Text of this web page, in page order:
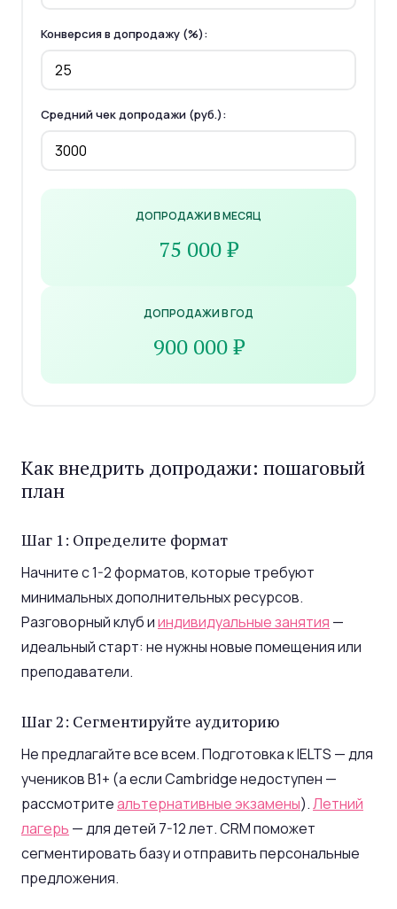
Конверсия в допродажу (%):
Средний чек допродажи (руб.):
ДОПРОДАЖИ В МЕСЯЦ
75 000 ₽
ДОПРОДАЖИ В ГОД
900 000 ₽
Как внедрить допродажи: пошаговый
план
Шаг 1: Определите формат
Начните с 1-2 форматов, которые требуют
минимальных дополнительных ресурсов.
Разговорный клуб ииндивидуальные занятия —
идеальный старт: не нужны новые помещения или
преподаватели.
Шаг 2: Сегментируйте аудиторию
Не предлагайте все всем. Подготовка к IELTS — для
учеников B1+ (а если Cambridge недоступен —
рассмотритеальтернативные экзамены).Летний
лагерь — для детей 7-12 лет. CRM поможет
сегментировать базу и отправить персональные
предложения.